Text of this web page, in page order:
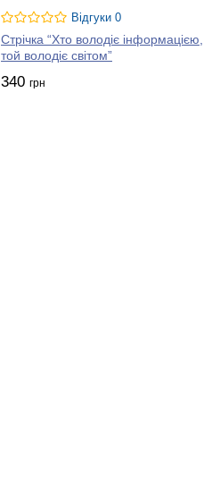
Відгуки 0
Стрічка “Хто володіє інформацією,
той володіє світом”
340 грн